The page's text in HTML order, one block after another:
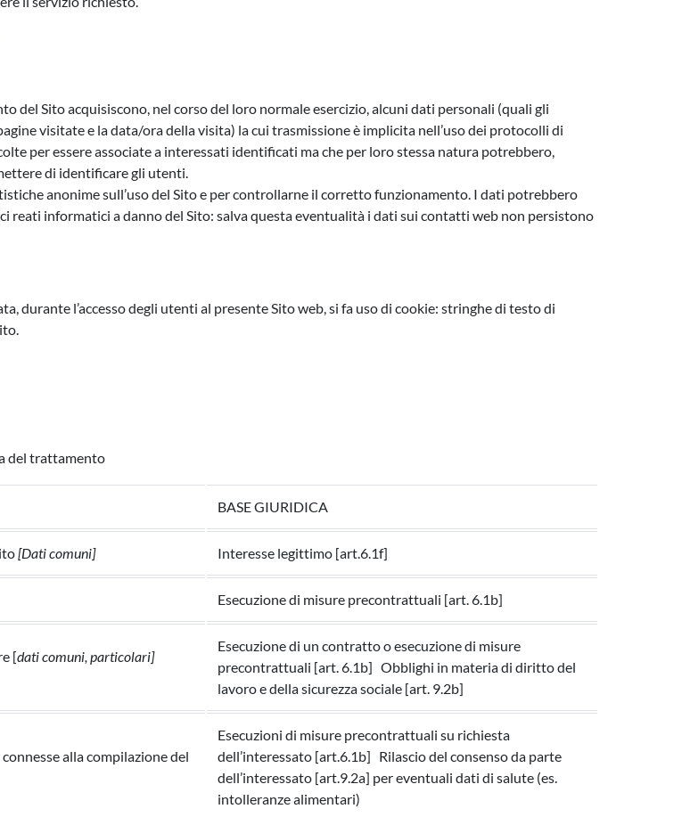
del Sito acquisiscono, nel corso del loro normale esercizio, alcuni dati personali (quali gli
visitate e la data/ora della visita) la cui trasmissione è implicita nell’uso dei protocolli di
per essere associate a interessati identificati ma che per loro stessa natura potrebbero,
di identificare gli utenti.
anonime sull’uso del Sito e per controllarne il corretto funzionamento. I dati potrebbero
reati informatici a danno del Sito: salva questa eventualità i dati sui contatti web non persistono
durante l’accesso degli utenti al presente Sito web, si fa uso di cookie: stringhe di testo di
del trattamento
BASE GIURIDICA
[Dati comuni] Interesse legittimo [art.6.1f]
Esecuzione di misure precontrattuali [art. 6.1b]
[dati comuni, particolari]
Esecuzione di un contratto o esecuzione di misure
precontrattuali [art. 6.1b] Obblighi in materia di diritto del
lavoro e della sicurezza sociale [art. 9.2b]
alla compilazione del
Esecuzioni di misure precontrattuali su richiesta
dell’interessato [art.6.1b] Rilascio del consenso da parte
dell’interessato [art.9.2a] per eventuali dati di salute (es.
intolleranze alimentari)